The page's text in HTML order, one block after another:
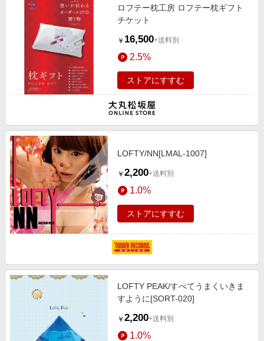
ロフテー枕工房 ロフテー枕ギフト
チケット
￥ 16,500+送料別
2.5%
ストアにすすむ
LOFTY/NN[LMAL-1007]
￥ 2,200+送料別
1.0%
ストアにすすむ
LOFTY PEAK/すべてうまくいきま
すように[SORT-020]
￥ 2,200+送料別
1.0%